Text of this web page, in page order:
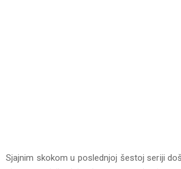
Sjajnim skokom u poslednjoj šestoj seriji